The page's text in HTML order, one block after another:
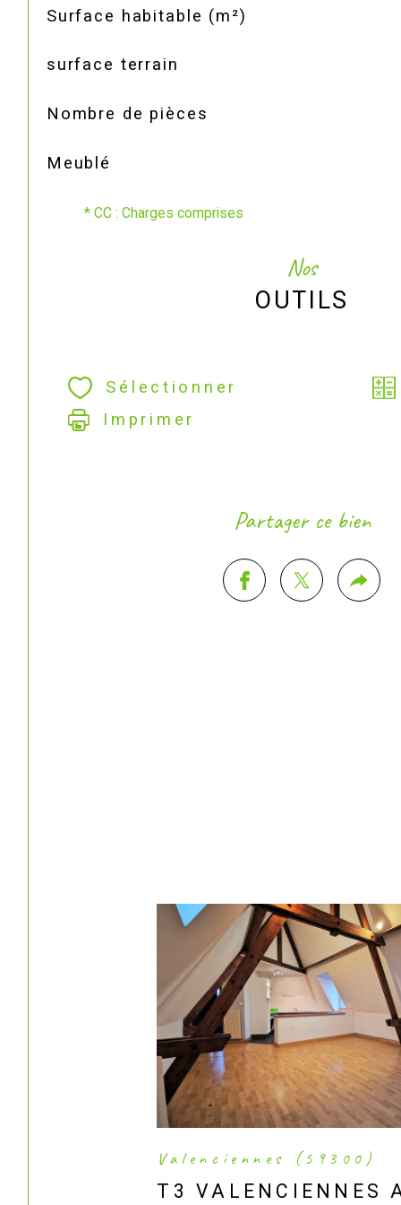
Surface habitable (m²)
surface terrain
Nombre de pièces
Meublé
* CC : Charges comprises
Nos
OUTILS
Sélectionner
Imprimer
Partager ce bien
Valenciennes (59300)
T3 VALENCIENNES